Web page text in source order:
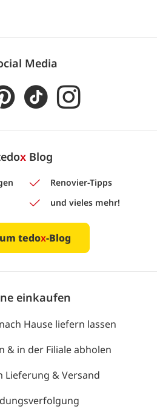
Media
xBlog
Renovier-Tipps
und vieles mehr!
tedox-Blog
einkaufen
Hause liefern lassen
& in der Filiale abholen
Lieferung & Versand